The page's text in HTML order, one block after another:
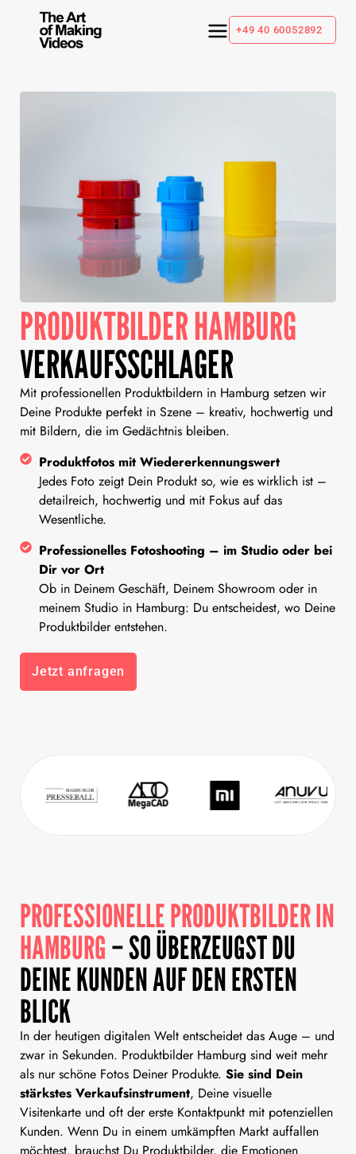
+49 40 60052892
PRODUKTBILDER HAMBURG
VERKAUFSSCHLAGER
Mit professionellen Produktbildern in Hamburg setzen wir
Deine Produkte perfekt in Szene – kreativ, hochwertig und
mit Bildern, die im Gedächtnis bleiben.
Produktfotos mit Wiedererkennungswert
Jedes Foto zeigt Dein Produkt so, wie es wirklich ist –
detailreich, hochwertig und mit Fokus auf das
Wesentliche.
Professionelles Fotoshooting – im Studio oder bei
Dir vor Ort
Ob in Deinem Geschäft, Deinem Showroom oder in
meinem Studio in Hamburg: Du entscheidest, wo Deine
Produktbilder entstehen.
Jetzt anfragen
PROFESSIONELLE PRODUKTBILDER IN
HAMBURG– SO ÜBERZEUGST DU
DEINE KUNDEN AUF DEN ERSTEN
BLICK
In der heutigen digitalen Welt entscheidet das Auge – und
zwar in Sekunden. Produktbilder Hamburg sind weit mehr
als nur schöne Fotos Deiner Produkte. Sie sind Dein
stärkstes Verkaufsinstrument, Deine visuelle
Visitenkarte und oft der erste Kontaktpunkt mit potenziellen
Kunden. Wenn Du in einem umkämpften Markt auffallen
möchtest, brauchst Du Produktbilder, die Emotionen